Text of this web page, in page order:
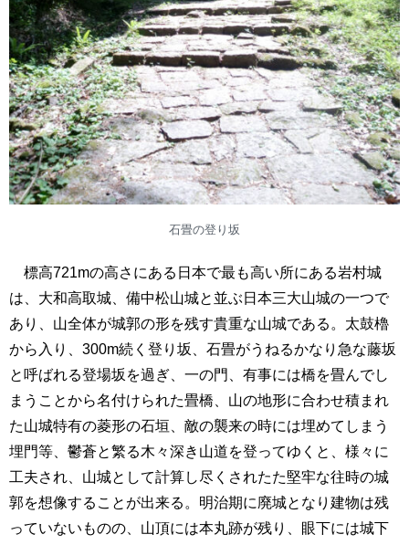
石畳の登り坂
標高721mの高さにある日本で最も高い所にある岩村城
は、大和高取城、備中松山城と並ぶ日本三大山城の一つで
あり、山全体が城郭の形を残す貴重な山城である。太鼓櫓
から入り、300m続く登り坂、石畳がうねるかなり急な藤坂
と呼ばれる登場坂を過ぎ、一の門、有事には橋を畳んでし
まうことから名付けられた畳橋、山の地形に合わせ積まれ
た山城特有の菱形の石垣、敵の襲来の時には埋めてしまう
埋門等、鬱蒼と繁る木々深き山道を登ってゆくと、様々に
工夫され、山城として計算し尽くされたた堅牢な往時の城
郭を想像することが出来る。明治期に廃城となり建物は残
っていないものの、山頂には本丸跡が残り、眼下には城下